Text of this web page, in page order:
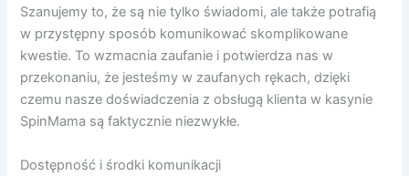
Szanujemy to, że są nie tylko świadomi, ale także potrafią
w przystępny sposób komunikować skomplikowane
kwestie. To wzmacnia zaufanie i potwierdza nas w
przekonaniu, że jesteśmy w zaufanych rękach, dzięki
czemu nasze doświadczenia z obsługą klienta w kasynie
SpinMama są faktycznie niezwykłe.
Dostępność i środki komunikacji